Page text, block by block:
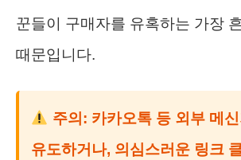
꾼들이 구매자를 유혹하는 가장
때문입니다.
주의: 카카오톡 등 외부 메
유도하거나, 의심스러운 링크